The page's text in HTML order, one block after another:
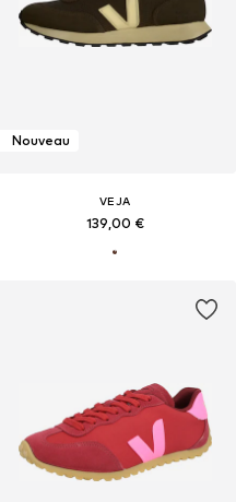
Nouveau
VEJA
139,00 €